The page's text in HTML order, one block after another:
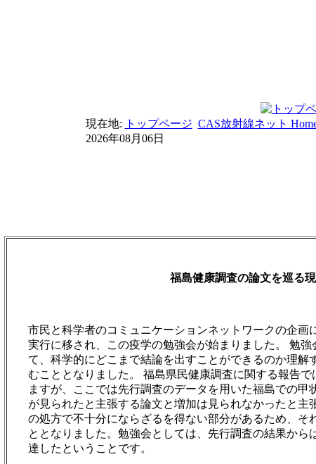
現在地: トップページ CAS放射線ネット
2026年08月06日
福島健康調査の論文を巡る
市民と科学者のコミュニケーションネットワークの企画
実行に移され、この疫学の勉強会が始まりました。 勉
て、科学的にどこまで結論を出すことができるのか理
むこととなりました。 福島県民健康調査に関する報告
ますが、ここでは先行調査のデータを用いた福島での
が見られたと主張する論文と増加は見られなかったと
の処方で不十分にならざるを得ない部分があるため、
ととなりました。勉強会としては、先行調査の結果か
達したということです。